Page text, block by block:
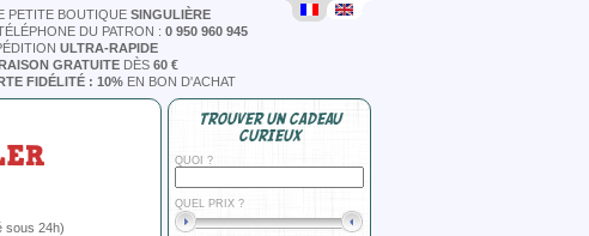
PETITE BOUTIQUE SINGULIÈRE
DU PATRON : 0 950 960 945
ULTRA-RAPIDE
GRATUITE DÈS 60 €
FIDÉLITÉ : 10% EN BON D'ACHAT
sous 24h)
TROUVER UN CADEAU
CURIEUX
QUOI ?
QUEL PRIX ?